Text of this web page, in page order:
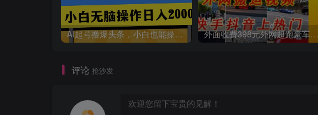
AI起号撸爆头条，小白也能操作，日入2000+ 外面收费398元外网超跑豪车汽车视频搬运至快手抖音上热门项目
评论 抢沙发